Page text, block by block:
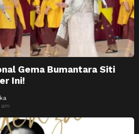
Gema Bumantara Siti
Ini!